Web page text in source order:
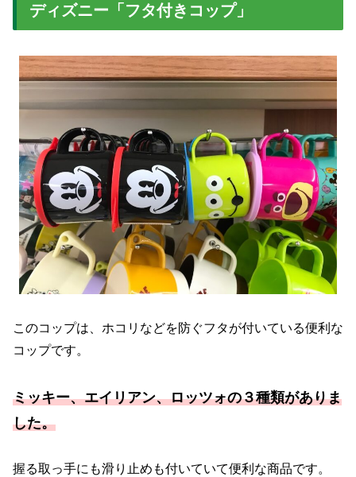
ディズニー「フタ付きコップ」
このコップは、ホコリなどを防ぐフタが付いている便利な
コップです。
ミッキー、エイリアン、ロッツォの３種類がありま
した。
握る取っ手にも滑り止めも付いていて便利な商品です。